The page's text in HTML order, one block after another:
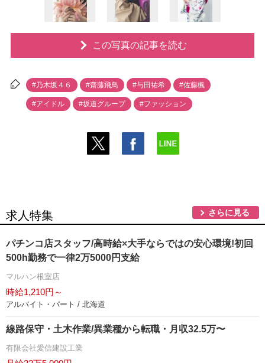
この写真の記事を読む
#乃木坂４６ #齋藤飛鳥 #与田祐希 #佐藤楓
#アイドル #坂道グループ #ファッション
求人特集 さらに見る
パチンコ店スタッフ/高時給×大手ならではの安心環境!初回
500h勤務で一律2万5000円支給
マルハン根室店
時給1,210円～
アルバイト・パート / 北海道
線路保守・土木作業/異業種から転職・月収32.5万〜
有限会社愛信建設工業